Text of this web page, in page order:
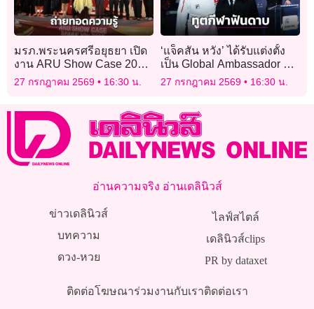
มรภ.พระนครศรีอยุธยา เปิด
งาน ARU Show Case 2026
ถ่ายทอดองค์ความรู้และ
นวัตกรรมสู่ชุมชน
27 กรกฎาคม 2569 16:30 น.
‘แจ็คสัน หวัง’ ได้รับแต่งตั้ง
เป็น Global Ambassador ทูต
กีฬาฟันดาบระดับโลกคนแรก
27 กรกฎาคม 2569 16:30 น.
อ่านความจริง อ่านเดลินิวส์
ข่าวเดลินิวส์
บทความ
ดวง-หวย
ไลฟ์สไตล์
เดลินิวส์clips
PR by dataxet
ติดต่อโฆษณาร่วมงานกับเราติดต่อเรา